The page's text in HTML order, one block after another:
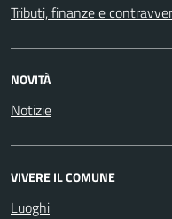
Tributi, finanze e
NOVITÀ
Notizie
VIVERE IL COMUNE
Luoghi